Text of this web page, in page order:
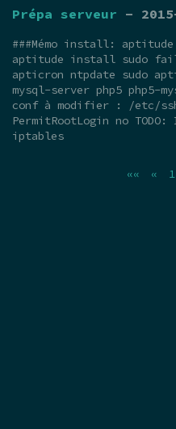
Prépa serveur -
###Mémo install:
aptitude install sudo
apticron ntpdate sudo
mysql-server php5 php5-
conf à modifier : /etc/
PermitRootLogin no
iptables
«« « 1